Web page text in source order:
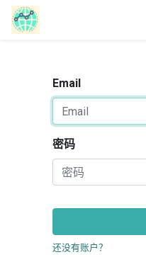
Email
密码
还没有账户？